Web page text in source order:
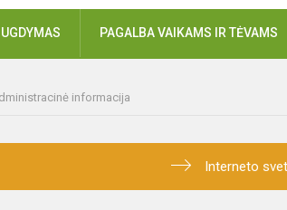
UGDYMAS PAGALBA VAIKAMS IR TĖVAMS
informacija
Interneto